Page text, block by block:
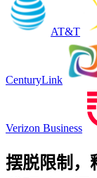
AT&T
CenturyLink
Verizon Business
摆脱限制，